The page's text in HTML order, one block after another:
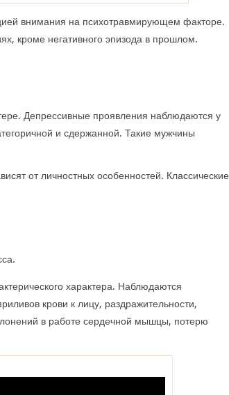
внимания на психотравмирующем факторе.
кроме негативного эпизода в прошлом.
Депрессивные проявления наблюдаются у
и сдержанной. Такие мужчины
от личностных особенностей. Классические
характера. Наблюдаются
крови к лицу, раздражительности,
в работе сердечной мышцы, потерю